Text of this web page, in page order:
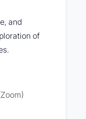
and
of